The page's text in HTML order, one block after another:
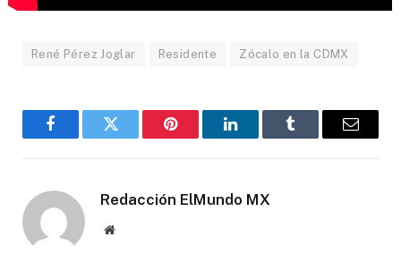
René Pérez Joglar Residente Zócalo en la CDMX
FacebookGorjeo Pinterest LinkedInTumblr
Correo
Redacción ElMundo MX
Sitio